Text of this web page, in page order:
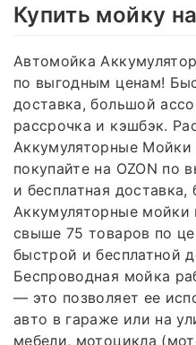
Купить мойку
Автомойка
по выгодным ценам!
доставка, большой
рассрочка и кэшбэк.
Аккумуляторные
покупайте на OZON по
и бесплатная
Аккумуляторные мойки
свыше 75 товаров по
быстрой и бесплатной
Беспроводная мойка
— это позволяет ее
авто в гараже или на
мебели, мотоцикла